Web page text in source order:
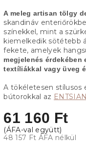
61 160 Ft
48 157 Ft ÁFA nélkül
A meleg artisan tölgy
skandináv
színekkel, mint a
kiemelkedik sötétebb
fekete, amelyek
megjelenés érdekében
textíliákkal vagy üveg
A tökéletesen stílusos
bútorokkal az